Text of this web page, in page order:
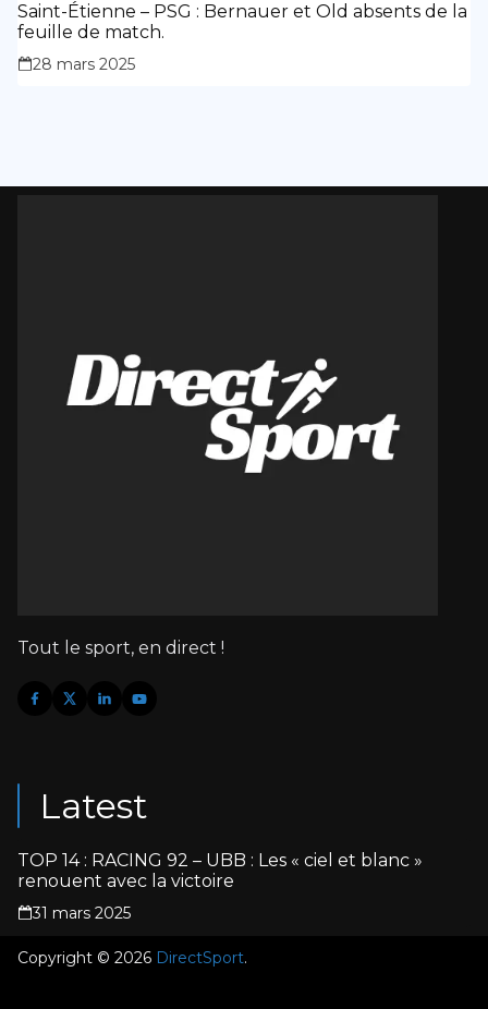
Saint-Étienne – PSG : Bernauer et Old absents de la
feuille de match.
28 mars 2025
Tout le sport, en direct !
Latest
TOP 14 : RACING 92 – UBB : Les « ciel et blanc »
renouent avec la victoire
31 mars 2025
Copyright © 2026 DirectSport.